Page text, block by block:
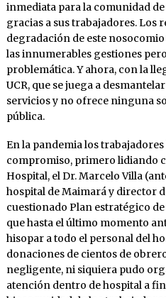
inmediata para la comunidad de
gracias a sus trabajadores. Los
degradación de este
las innumerables gestiones
problemática. Y ahora, con la
UCR, que se juega a
servicios y no ofrece ninguna
pública.
En la pandemia los
compromiso, primero lidiando
Hospital, el Dr. Marcelo Villa
hospital de Maimará y director
cuestionado Plan estratégico
que hasta el último momento
hisopar a todo el personal del
donaciones de cientos de
negligente, ni siquiera pudo
atención dentro de hospital a